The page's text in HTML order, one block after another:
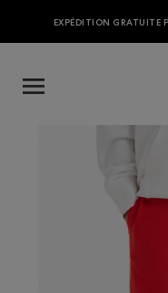
EXPÉDITION GRATUITE